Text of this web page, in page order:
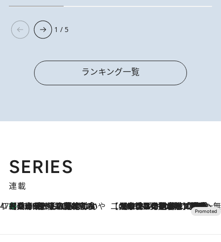
1 / 5
ランキング一覧
SERIES
連載
47都道府県の手みやげ ひんやりスイーツで夏を満喫
2026.8.8
【兵庫県】この夏絶対食べたい 冷やしておいしいおやつ3選 淡路島の恵みをジェラートに集約 【CREA×星野リゾート】唯一無二。癒しと発見が待つ場所へ
2026.8.7
【トンボの足水浴】ヒノキの香りに包まれて涼感マックス！約13℃の湧水かけ流しを避暑地「星野温泉 トンボの湯」で体験